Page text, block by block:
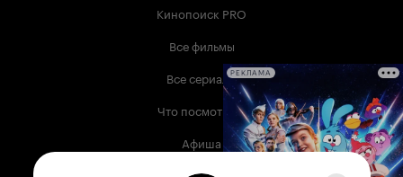
Кинопоиск PRO
Все фильмы
Все сериалы
Что посмотреть
Афиша
РЕКЛАМА